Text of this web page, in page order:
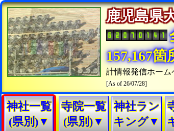
鹿児島県
157,167
計情報発信ホー
[As of 26/07/28]
神社一覧
(県別)▼
寺院一覧
(県別)▼
神社ラン
キング▼